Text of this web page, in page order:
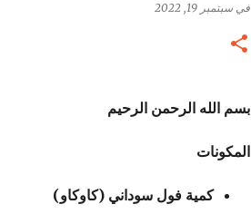
فيسبتمبر 19, 2022
بسم الله الرحمن الرحيم
المكونات
كمية فول سوداني (كاوكاو)